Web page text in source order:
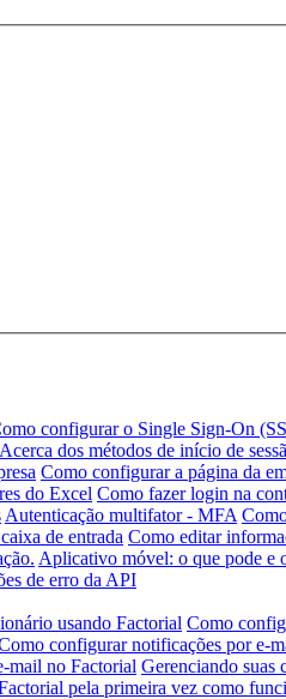
configurar o Single Sign-On
Acerca dos métodos de início de
Como configurar a página da
do Excel Como fazer login na
Autenticação multifator - MFA
de entrada Como editar
Aplicativo móvel: o que pode e
de erro da API
usando Factorial Como
configurar notificações por e-
mail no Factorial Gerenciando suas
pela primeira vez como